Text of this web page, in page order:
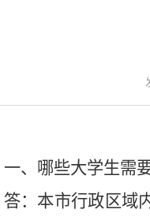
一、哪些大学生需
答：本市行政区域